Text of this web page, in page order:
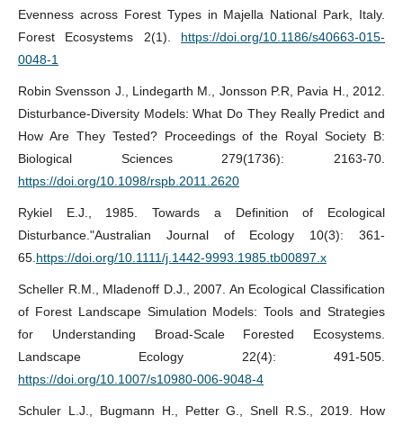
Evenness across Forest Types in Majella National Park, Italy.
Forest Ecosystems 2(1). https://doi.org/10.1186/s40663-015-
0048-1
Robin Svensson J., Lindegarth M., Jonsson P.R, Pavia H., 2012.
Disturbance-Diversity Models: What Do They Really Predict and
How Are They Tested? Proceedings of the Royal Society B:
Biological Sciences 279(1736): 2163-70.
https://doi.org/10.1098/rspb.2011.2620
Rykiel E.J., 1985. Towards a Definition of Ecological
Disturbance."Australian Journal of Ecology 10(3): 361-
65. https://doi.org/10.1111/j.1442-9993.1985.tb00897.x
Scheller R.M., Mladenoff D.J., 2007. An Ecological Classification
of Forest Landscape Simulation Models: Tools and Strategies
for Understanding Broad-Scale Forested Ecosystems.
Landscape Ecology 22(4): 491-505.
https://doi.org/10.1007/s10980-006-9048-4
Schuler L.J., Bugmann H., Petter G., Snell R.S., 2019. How